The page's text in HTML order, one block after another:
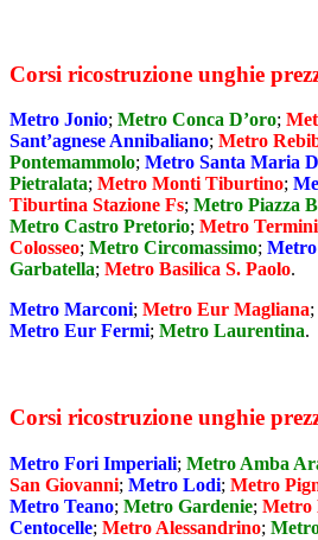
Corsi ricostruzione unghie
Metro Jonio; Metro Conca D’oro;
Sant’agnese Annibaliano; Metro
Pontemammolo; Metro Santa Maria
Pietralata; Metro Monti Tiburtino;
Tiburtina Stazione Fs; Metro Piazza
Metro Castro Pretorio; Metro Termini
Colosseo; Metro Circomassimo;
Garbatella; Metro Basilica S. Paolo.
Metro Marconi; Metro Eur Magliana;
Metro Eur Fermi; Metro Laurentina.
Corsi ricostruzione unghie
Metro Fori Imperiali; Metro Amba
San Giovanni; Metro Lodi; Metro
Metro Teano; Metro Gardenie;
Centocelle; Metro Alessandrino;